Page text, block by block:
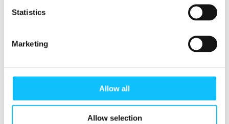
Statistics
Marketing
Allow all
Allow selection